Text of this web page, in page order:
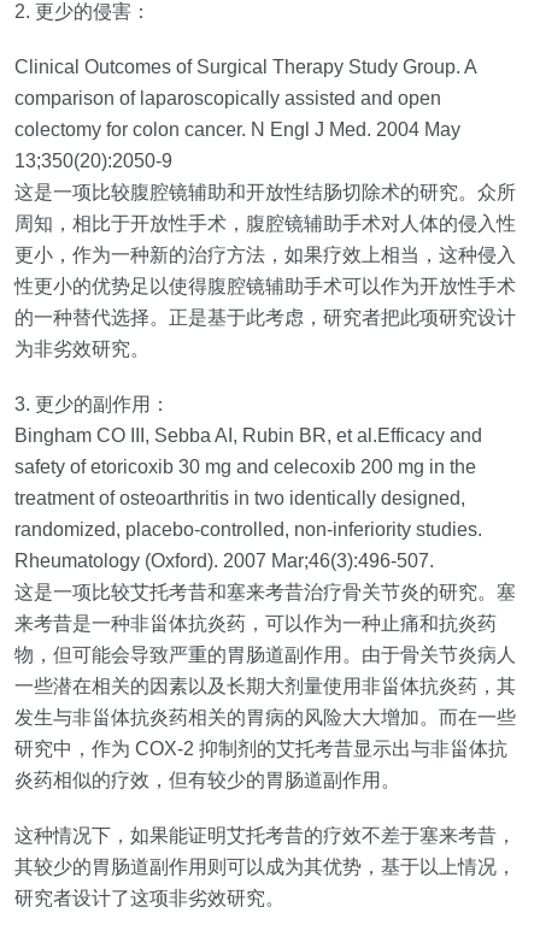
2. 更少的侵害：
Clinical Outcomes of Surgical Therapy Study Group. A
comparison of laparoscopically assisted and open
colectomy for colon cancer. N Engl J Med. 2004 May
13;350(20):2050‐9
这是一项比较腹腔镜辅助和开放性结肠切除术的研究。众所
周知，相比于开放性手术，腹腔镜辅助手术对人体的侵入性
更小，作为一种新的治疗方法，如果疗效上相当，这种侵入
性更小的优势足以使得腹腔镜辅助手术可以作为开放性手术
的一种替代选择。正是基于此考虑，研究者把此项研究设计
为非劣效研究。
3. 更少的副作用：
Bingham CO III, Sebba AI, Rubin BR, et al.Efficacy and
safety of etoricoxib 30 mg and celecoxib 200 mg in the
treatment of osteoarthritis in two identically designed,
randomized, placebo‐controlled, non‐inferiority studies.
Rheumatology (Oxford). 2007 Mar;46(3):496‐507.
这是一项比较艾托考昔和塞来考昔治疗骨关节炎的研究。塞
来考昔是一种非甾体抗炎药，可以作为一种止痛和抗炎药
物，但可能会导致严重的胃肠道副作用。由于骨关节炎病人
一些潜在相关的因素以及长期大剂量使用非甾体抗炎药，其
发生与非甾体抗炎药相关的胃病的风险大大增加。而在一些
研究中，作为 COX‐2 抑制剂的艾托考昔显示出与非甾体抗
炎药相似的疗效，但有较少的胃肠道副作用。
这种情况下，如果能证明艾托考昔的疗效不差于塞来考昔，
其较少的胃肠道副作用则可以成为其优势，基于以上情况，
研究者设计了这项非劣效研究。